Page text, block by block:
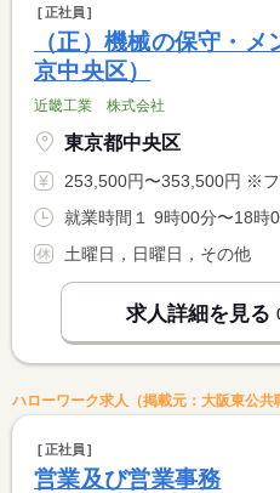
正社員
（正）機械の保守・
京中央区）
近畿工業 株式会社
東京都中央区
253,500円〜353,500円 ※フルタイム求人の場合は月額（換
就業時間１ 9時00分〜18時
土曜日，日曜日，その他
求人詳細を見る
ハローワーク求人（掲載元：大阪東公共
正社員
営業及び営業事務